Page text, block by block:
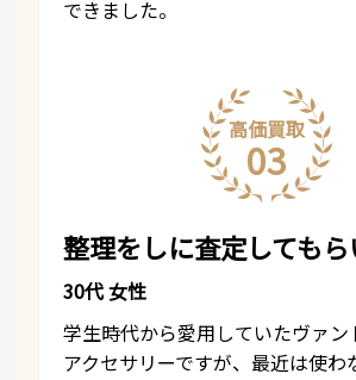
できました。
高価買取
03
整理をしに査定しても
30代 女性
学生時代から愛用していたヴァン
アクセサリーですが、最近は使わ